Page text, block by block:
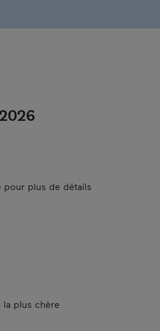
pour plus de détails
la plus chère